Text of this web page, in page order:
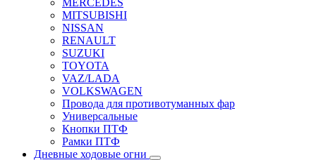
MERCEDES
MITSUBISHI
NISSAN
RENAULT
SUZUKI
TOYOTA
VAZ/LADA
VOLKSWAGEN
Провода для противотуманных фар
Универсальные
Кнопки ПТФ
Рамки ПТФ
Дневные ходовые огни